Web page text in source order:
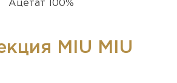
Ацетат 100%
MIU MIU